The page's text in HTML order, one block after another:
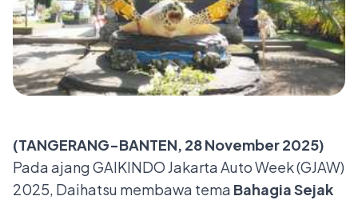
(TANGERANG-BANTEN, 28 November 2025)
Pada ajang GAIKINDO Jakarta Auto Week (GJAW)
2025, Daihatsu membawa tema Bahagia Sejak